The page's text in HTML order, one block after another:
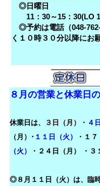
８月の営業と休業日
休業日は、 ３日（月）・ ４
（月）･ １１日（火） ・１
（火）
・ ２４日（月） ・３
◎８月１１日（火）は、臨
◎日曜日
11：30～15：30(LO
◎予約は電話（048-
く１０時３０分以降にお